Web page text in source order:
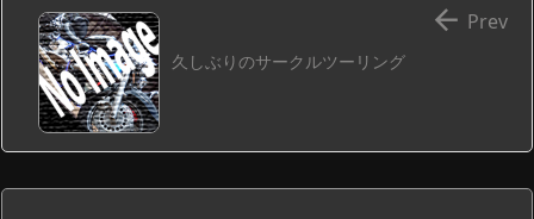
久しぶりのサークルツーリング
 Prev